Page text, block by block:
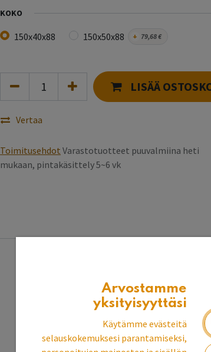
KOKO
150x40x88 150x50x88 + 79,68€
LISÄÄ
Vertaa
Toimitusehdot Varastotuotteet puuvalmiina heti
mukaan, pintakäsittely 5~6 vk
Arvostamme
yksityisyyttäsi
Käytämme evästeitä
selauskokemuksesi parantamiseksi,